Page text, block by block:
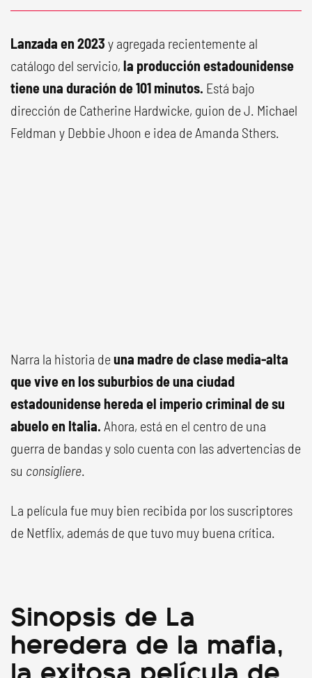
Lanzada en 2023 y agregada recientemente al
catálogo del servicio, la producción estadounidense
tiene una duración de 101 minutos. Está bajo
dirección de Catherine Hardwicke, guion de J. Michael
Feldman y Debbie Jhoon e idea de Amanda Sthers.
Narra la historia deuna madre de clase media-alta
que vive en los suburbios de una ciudad
estadounidense hereda el imperio criminal de su
abuelo en Italia. Ahora, está en el centro de una
guerra de bandas y solo cuenta con las advertencias de
su consigliere.
La película fue muy bien recibida por los suscriptores
de Netflix, además de que tuvo muy buena crítica.
Sinopsis de La
heredera de la mafia,
la exitosa película de